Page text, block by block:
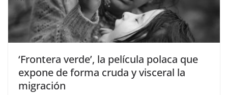
‘Frontera verde’, la película polaca que
expone de forma cruda y visceral la
migración